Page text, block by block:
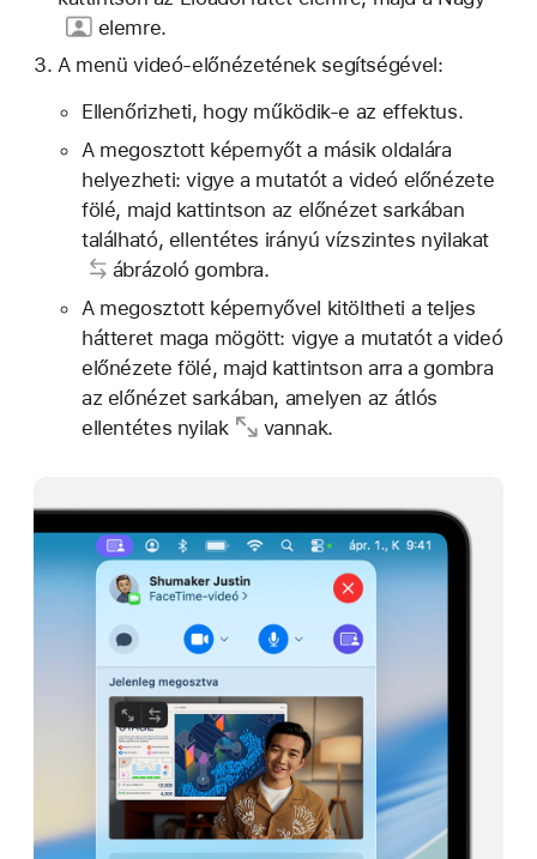
elemre.
A menü videó-előnézetének segítségével:
Ellenőrizheti, hogy működik-e az effektus.
A megosztott képernyőt a másik oldalára
helyezheti: vigye a mutatót a videó előnézete
fölé, majd kattintson az előnézet sarkában
található, ellentétes irányú vízszintes nyilakat
ábrázoló gombra.
A megosztott képernyővel kitöltheti a teljes
hátteret maga mögött: vigye a mutatót a videó
előnézete fölé, majd kattintson arra a gombra
az előnézet sarkában, amelyen az átlós
ellentétes nyilak
vannak.